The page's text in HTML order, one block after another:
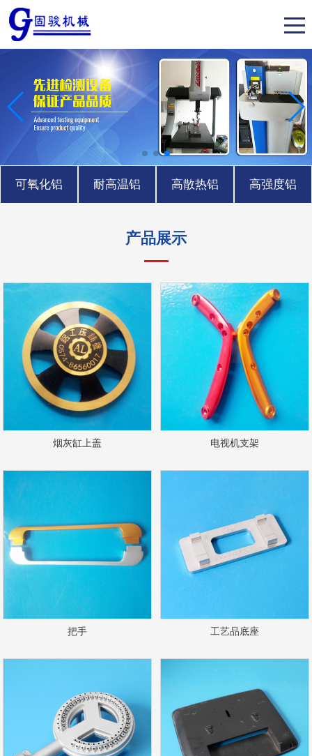
可氧化铝 耐高温铝 高散热铝 高强度铝
产品展示
烟灰缸上盖 电视机支架
把手 工艺品底座